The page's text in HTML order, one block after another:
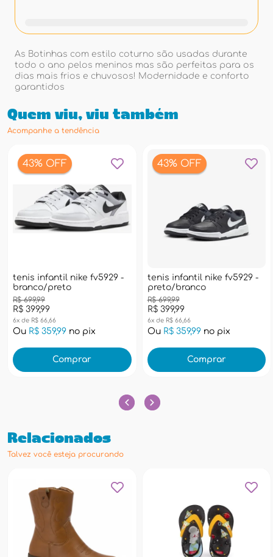
As Botinhas com estilo coturno são usadas durante
todo o ano pelos meninos mas são perfeitas para os
dias mais frios e chuvosos! Modernidade e conforto
garantidos
Quem viu, viu também
Acompanhe a tendência
43% OFF
tenis infantil nike fv5929 -
branco/preto
R$ 399,99
R$ 699,99
6x de R$ 66,66
Ou R$ 359,99 no pix
Comprar
43% OFF
tenis infantil nike fv5929 -
preto/branco
R$ 399,99
R$ 699,99
6x de R$ 66,66
Ou R$ 359,99no pix
Comprar
Relacionados
Talvez você esteja procurando